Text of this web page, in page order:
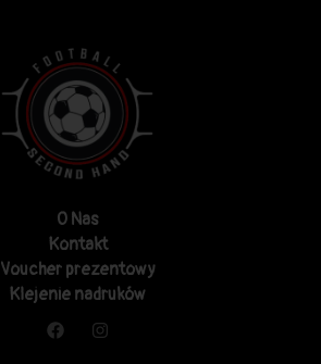
O Nas
Kontakt
Voucher prezentowy
Klejenie nadruków